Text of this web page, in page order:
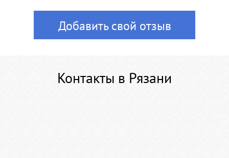
Добавить свой отзыв
Контакты в Рязани